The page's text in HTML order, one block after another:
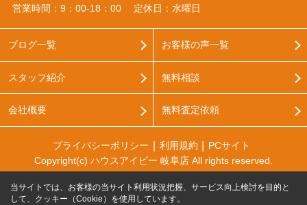
営業時間：9：00‐18：00
定休日：水曜日
ブログ一覧
スタッフ紹介
会社概要
お客様の声一覧
無料相談
無料査定依頼
プライバシーポリシー 利用規約
PCサイト
Copyright(c) ハウスアイビー 岐阜店 All rights reserved.
当サイトでは、お客様の当サイト利用状況把握、サービス向上検討を目的と
して、クッキー（Cookie）を使用しています。